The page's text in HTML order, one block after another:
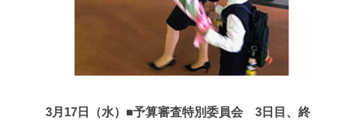
3月17日（水）■予算審査特別委員会 3日目、終